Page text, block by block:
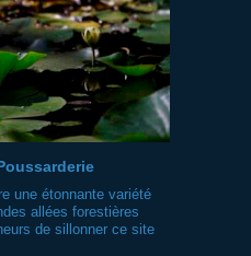
une étonnante variété
allées forestières
de sillonner ce site